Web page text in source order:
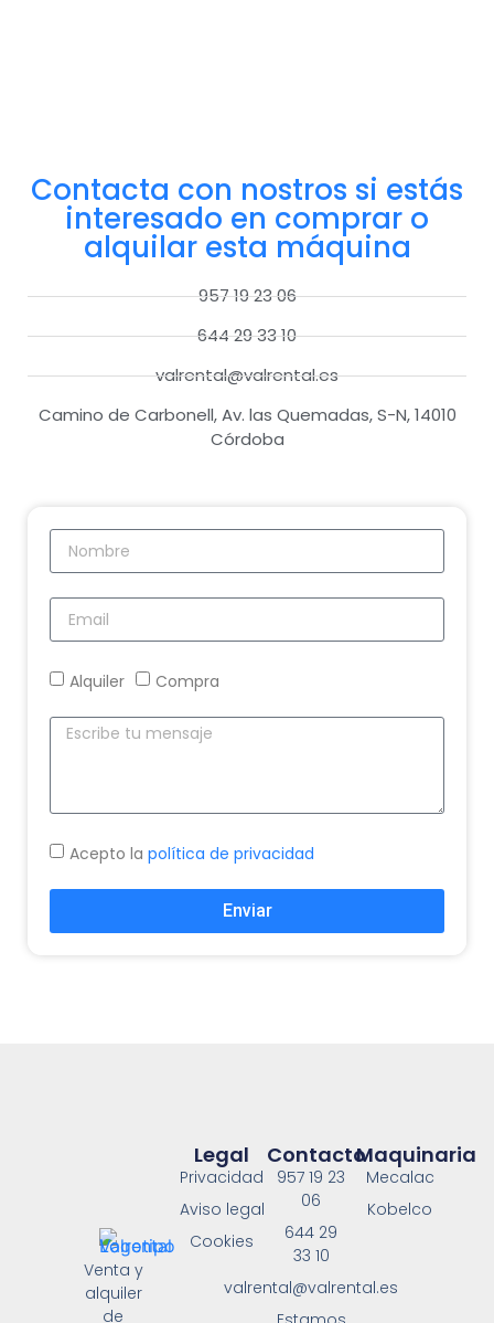
Contacta con nostros si estás
interesado en comprar o
alquilar esta máquina
957 19 23 06
644 29 33 10
valrental@valrental.es
Camino de Carbonell, Av. las Quemadas, S-N, 14010
Córdoba
Alquiler Compra
Acepto la política de privacidad
Enviar
Venta y
alquiler
de
Contacto
957 19 23
06
644 29
33 10
valrental@valrental.es
Legal
Privacidad
Aviso legal
Cookies
Maquinaria
Mecalac
Kobelco